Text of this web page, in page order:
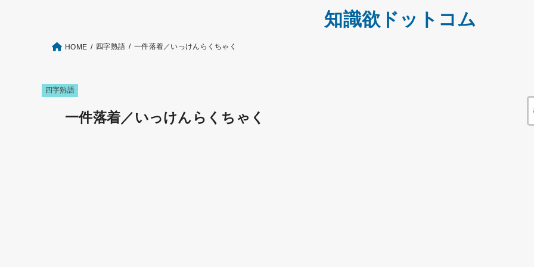
知識欲ドットコム
HOME 四字熟語 一件落着／いっけんらくちゃく
四字熟語
一件落着／いっけんらくちゃく